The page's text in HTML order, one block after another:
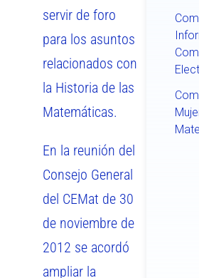
servir de foro
para los asuntos
relacionados con
la Historia de las
Matemáticas.
En la reunión del
Consejo General
del CEMat de 30
de noviembre de
2012 se acordó
ampliar la